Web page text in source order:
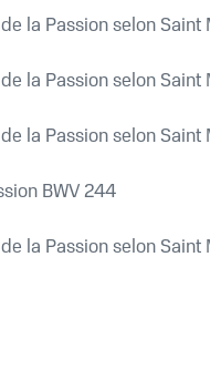
, ,
la Passion selon Saint
la Passion selon Saint
la Passion selon Saint
Töchter, helft
(Chrorus Master)
BWV 244
la Passion selon Saint